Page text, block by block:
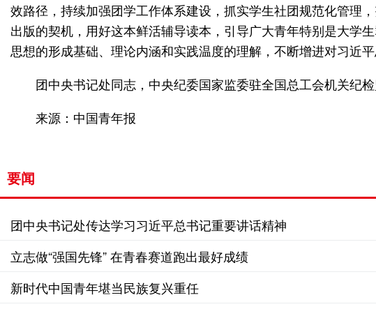
效路径，持续加强团学工作体系建设，抓实学生社团规范化管理
出版的契机，用好这本鲜活辅导读本，引导广大青年特别是大学
思想的形成基础、理论内涵和实践温度的理解，不断增进对习近
团中央书记处同志，中央纪委国家监委驻全国总工会机关纪
来源：中国青年报
要闻
团中央书记处传达学习习近平总书记重要讲话精神
立志做“强国先锋” 在青春赛道跑出最好成绩
新时代中国青年堪当民族复兴重任